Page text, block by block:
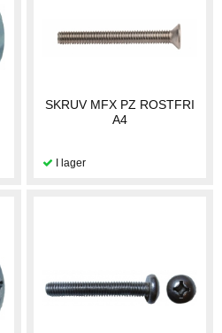
SKRUV MFX PZ ROSTFRI
A4